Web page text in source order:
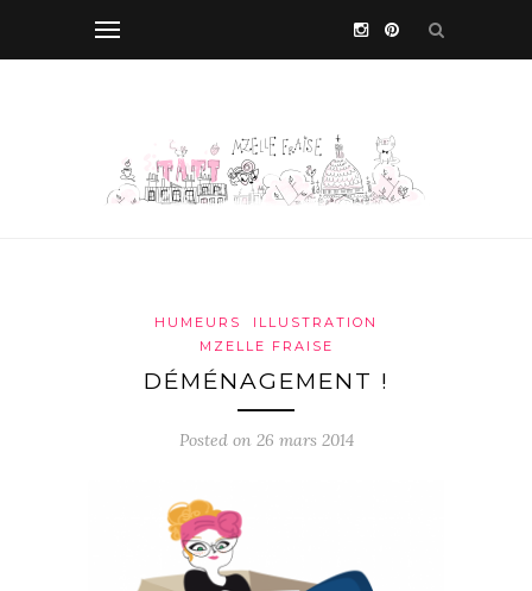
HUMEURS
ILLUSTRATION
MZELLE FRAISE
DÉMÉNAGEMENT !
Posted on 26 mars 2014